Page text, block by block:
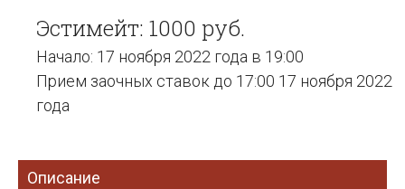
Эстимейт: 1000 руб.
Начало: 17 ноября 2022 года в 19:00
Прием заочных ставок до 17:00 17 ноября 2022
года
Описание